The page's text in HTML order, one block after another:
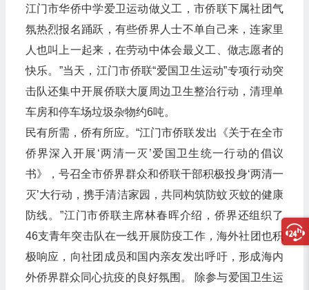
江门市华侨中学爱卫运动做义工，市侨联下属社团气
氛热烈报名踊跃，有些侨界人士不单自己来，连家里
人也叫上一起来，在劳动中体会最义工、做志愿者的
快乐。”当天，江门市侨联“爱国卫生运动”专项行动突
击队还集中开展侨联大厦周边卫生整治行动，清理单
车房和停车场垃圾杂物约6吨。
民有所需，侨有所应。“江门市侨联发出《关于在全市
侨界深入开展‘两清一灭’爱国卫生统一行动的倡议
书》，号召全市侨界群众和侨联干部积极投身‘两清一
灭’大行动，携手清洁家园，共同构筑防蚊灭蚊的健康
防线。”江门市侨联主席林春晖介绍，侨界还组织了
46支青年突击队在一线开展防疫工作，海外社团也积
极响应，向社团成员和国内亲友发出呼吁，形成海内
外侨界群众同心抗疫的良好氛围。 除参与爱国卫生运